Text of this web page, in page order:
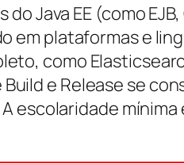
Java EE (como EJB,
em plataformas e
como
e Release se
escolaridade mínima